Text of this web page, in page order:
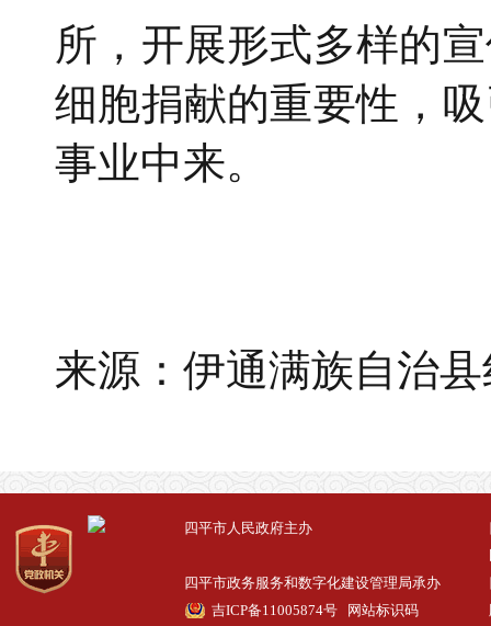
所，开展形式多样的
细胞捐献的重要性，
事业中来。
来源：伊通满族自治
四平市人民政府主办
四平市政务服务和数字化建设管理局承办
吉ICP备11005874号 网站标识码